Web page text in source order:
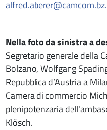
Nella foto da sinistra a
Segretario generale della
Bolzano, Wolfgang
Repubblica d’Austria a
Camera di commercio
plenipotenzaria
Klösch.